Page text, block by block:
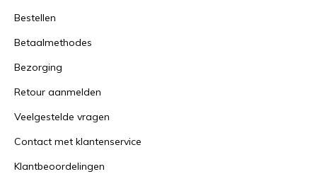
Bestellen
Betaalmethodes
Bezorging
Retour aanmelden
Veelgestelde vragen
Contact met klantenservice
Klantbeoordelingen